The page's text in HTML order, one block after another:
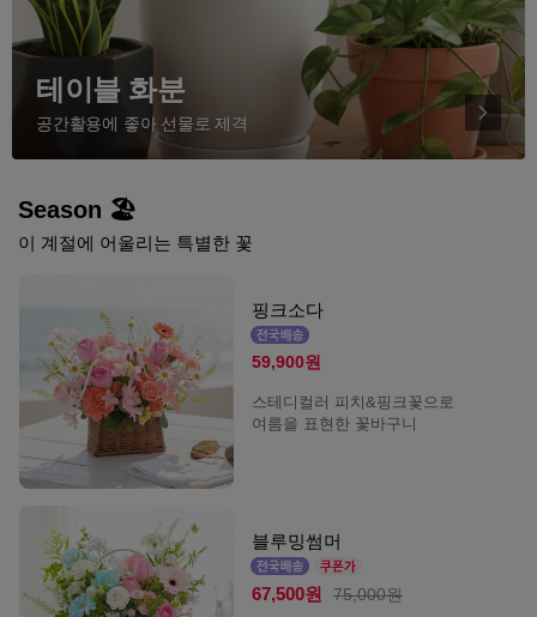
테이블 화분
공간활용에 좋아 선물로 제격
Season 🏖️
이 계절에 어울리는 특별한 꽃
핑크소다
59,900원
스테디컬러 피치&핑크꽃으로
여름을 표현한 꽃바구니
블루밍썸머
67,500원 75,000원